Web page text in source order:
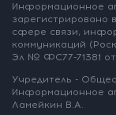
Информационное
зарегистрировано
сфере связи,
коммуникаций
Эл № ФС77-71381
Учредитель -
Информационное
Ламейкин В.А.